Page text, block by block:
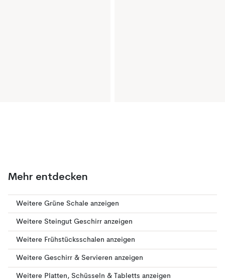
Mehr entdecken
Weitere Grüne Schale anzeigen
Weitere Steingut Geschirr anzeigen
Weitere Frühstücksschalen anzeigen
Weitere Geschirr & Servieren anzeigen
Weitere Platten, Schüsseln & Tabletts anzeigen